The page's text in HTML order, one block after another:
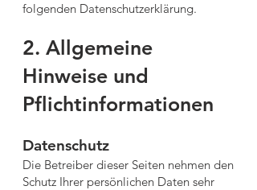
folgenden Datenschutzerklärung.
2. Allgemeine
Hinweise und
Pflichtinformationen
Datenschutz
Die Betreiber dieser Seiten nehmen den
Schutz Ihrer persönlichen Daten sehr